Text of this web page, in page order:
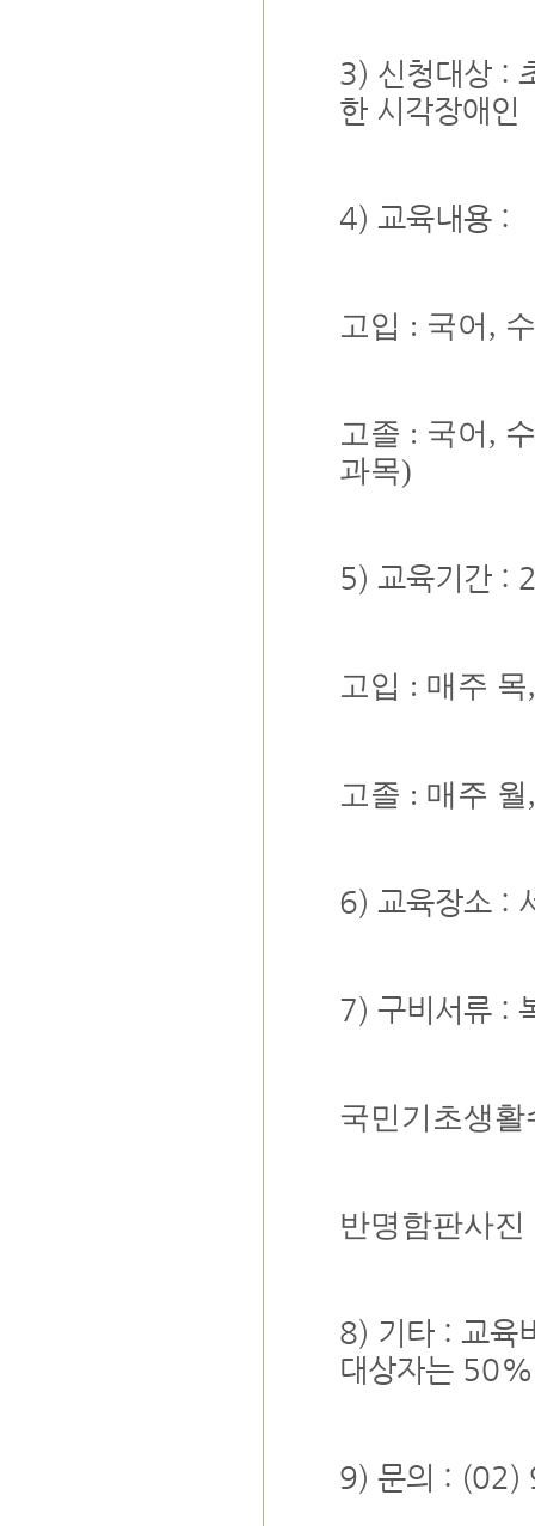
3) 신청대상 :
한 시각장애인
4) 교육내용 :
고입 : 국어,
고졸 : 국어,
과목)
5) 교육기간 :
고입 : 매주 목
고졸 : 매주 월
6) 교육장소 :
7) 구비서류 :
국민기초생
반명함판사진
8) 기타 : 교육
대상자는
9) 문의 : (02)